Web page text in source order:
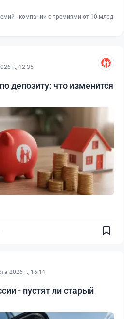
· компании с премиями от 10 млрд
г., 12:35
депозиту: что изменится
2026 г., 16:11
- пустят ли старый